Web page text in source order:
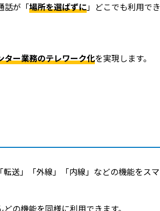
話が「場所を選ばずに」どこでも利用でき
ター業務のテレワーク化を実現します。
送」「外線」「内線」などの機能をスマ
の機能を同様に利用できます。